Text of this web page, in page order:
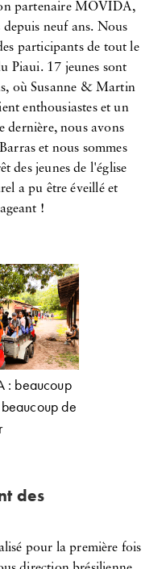
partenaire MOVIDA,
neuf ans. Nous
participants de tout le
Piaui. 17 jeunes sont
où Susanne & Martin
enthousiastes et un
dernière, nous avons
et nous sommes
des jeunes de l'église
a pu être éveillé et
!
: beaucoup
de
des
pour la première fois